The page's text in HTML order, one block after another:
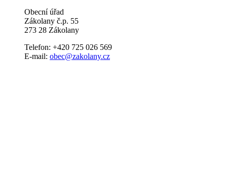
Obecní úřad
Zákolany č.p. 55
273 28 Zákolany
Telefon: +420 725 026 569
E-mail: obec@zakolany.cz